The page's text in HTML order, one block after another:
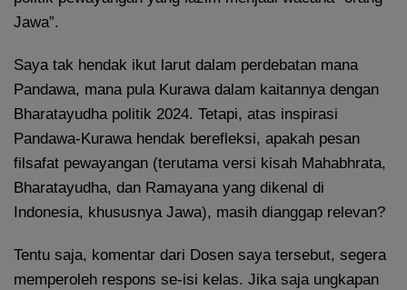
Jawa”.
Saya tak hendak ikut larut dalam perdebatan mana
Pandawa, mana pula Kurawa dalam kaitannya dengan
Bharatayudha politik 2024. Tetapi, atas inspirasi
Pandawa-Kurawa hendak berefleksi, apakah pesan
filsafat pewayangan (terutama versi kisah Mahabhrata,
Bharatayudha, dan Ramayana yang dikenal di
Indonesia, khususnya Jawa), masih dianggap relevan?
Tentu saja, komentar dari Dosen saya tersebut, segera
memperoleh respons se-isi kelas. Jika saja ungkapan